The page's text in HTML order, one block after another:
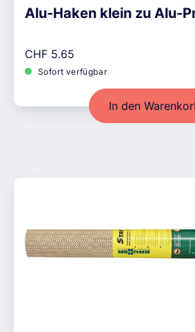
Alu-Haken klein zu Alu-
Regulärer Preis:
CHF 5.65
Sofort verfügbar
In den